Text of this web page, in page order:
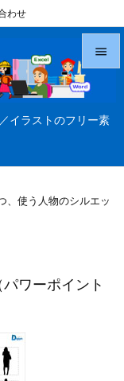
イラストのフリー素




わせ
、使う人物のシルエッ
ワーポイント